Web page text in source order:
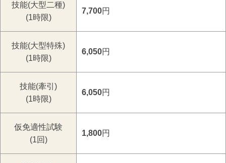
技能(大型二種)
(1時限)
7,700円
技能(大型特殊)
(1時限)
6,050円
技能(牽引)
(1時限)
6,050円
仮免適性試験
(1回)
1,800円